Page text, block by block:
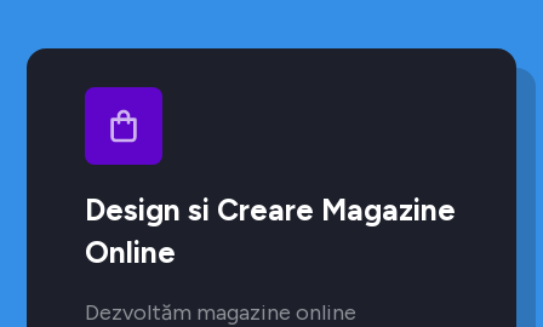
Design si Creare Magazine
Online
Dezvoltăm magazine online